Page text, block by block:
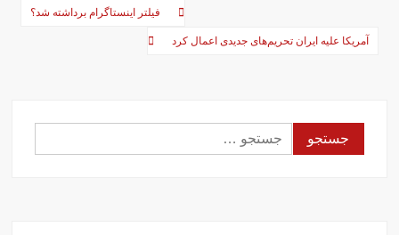
نوشته‌ها
فیلتر اینستاگرام برداشته شد؟
آمریکا علیه ایران تحریم‌های جدیدی اعمال کرد
جستجو
برای: